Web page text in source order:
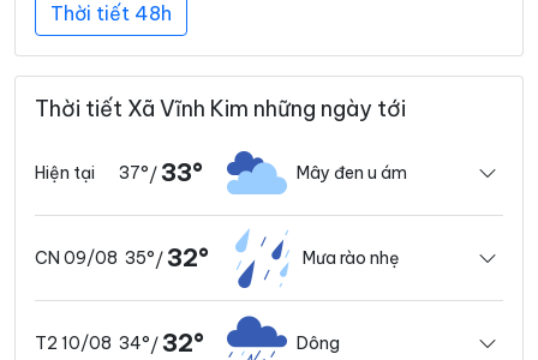
Thời tiết 48h
Thời tiết Xã Vĩnh Kim những ngày tới
Hiện tại 37°/ 33° Mây đen u ám
CN 09/08 35°/ 32° Mưa rào nhẹ
T2 10/08 34°/ 32° Dông